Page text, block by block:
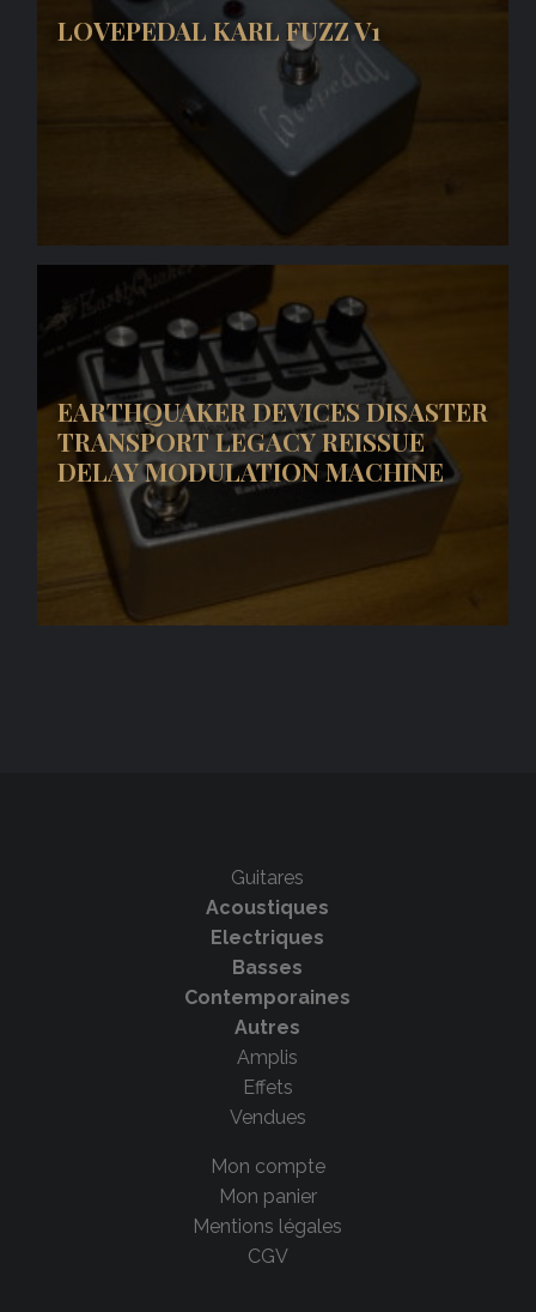
LOVEPEDAL KARL FUZZ V1
EARTHQUAKER DEVICES DISASTER
TRANSPORT LEGACY REISSUE
DELAY MODULATION MACHINE
Guitares
Acoustiques
Electriques
Basses
Contemporaines
Autres
Amplis
Effets
Vendues
Mon compte
Mon panier
Mentions légales
CGV